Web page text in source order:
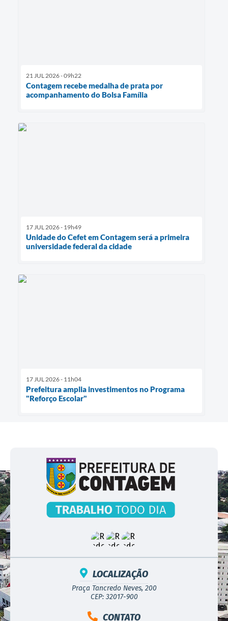
21 JUL 2026 - 09h22
Contagem recebe medalha de prata por
acompanhamento do Bolsa Família
17 JUL 2026 - 19h49
Unidade do Cefet em Contagem será a primeira
universidade federal da cidade
17 JUL 2026 - 11h04
Prefeitura amplia investimentos no Programa
"Reforço Escolar"
LOCALIZAÇÃO
Praça Tancredo Neves, 200
CEP: 32017-900
CONTATO